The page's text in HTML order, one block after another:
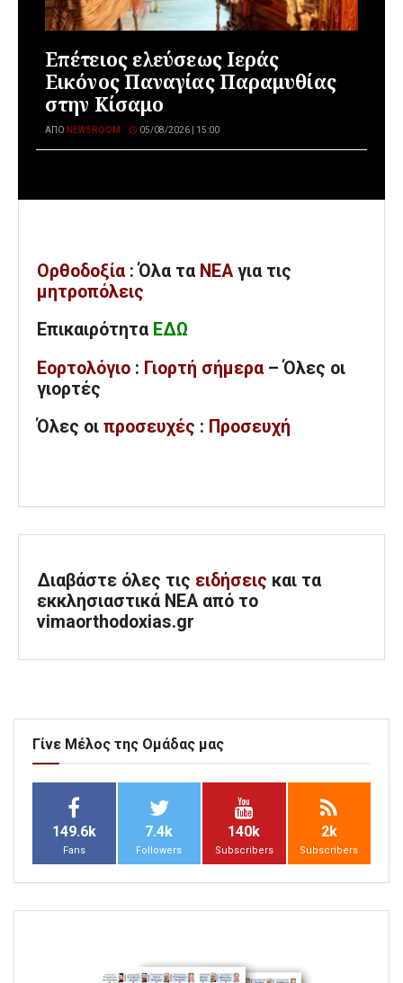
Επέτειος ελεύσεως Ιεράς
Εικόνος Παναγίας Παραμυθίας
στην Κίσαμο
ΑΠΌ NEWSROOM 05/08/2026 | 15:00
Ορθοδοξία : Όλα τα ΝΕΑ για τις
μητροπόλεις
Επικαιρότητα ΕΔΩ
Εορτολόγιο : Γιορτή σήμερα – Όλες οι
γιορτές
Όλες οι προσευχές : Προσευχή
Διαβάστε όλες τις ειδήσεις και τα
εκκλησιαστικά ΝΕΑ από το
vimaorthodoxias.gr
Γίνε Μέλος της Ομάδας μας
149.6k
Fans
7.4k
Followers
140k
Subscribers
2k
Subscribers